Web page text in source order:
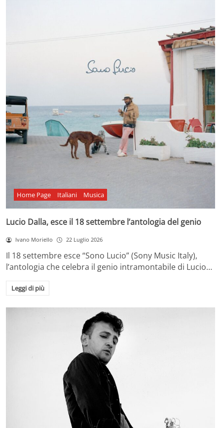
Home Page Italiani Musica
Lucio Dalla, esce il 18 settembre l’antologia del genio
Ivano Moriello 22 Luglio 2026
Il 18 settembre esce “Sono Lucio” (Sony Music Italy),
l’antologia che celebra il genio intramontabile di Lucio…
Leggi di più